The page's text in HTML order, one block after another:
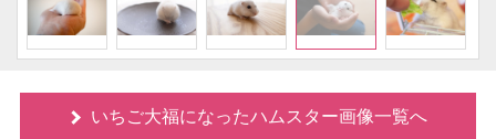
いちご大福になったハムスター画像一覧へ